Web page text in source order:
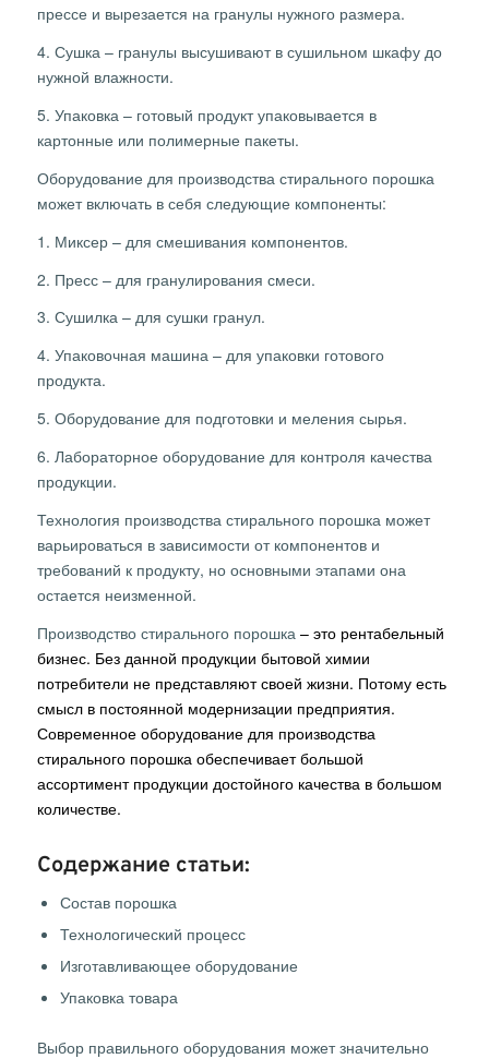
прессе и вырезается на гранулы нужного размера.
4. Сушка – гранулы высушивают в сушильном шкафу до
нужной влажности.
5. Упаковка – готовый продукт упаковывается в
картонные или полимерные пакеты.
Оборудование для производства стирального порошка
может включать в себя следующие компоненты:
1. Миксер – для смешивания компонентов.
2. Пресс – для гранулирования смеси.
3. Сушилка – для сушки гранул.
4. Упаковочная машина – для упаковки готового
продукта.
5. Оборудование для подготовки и меления сырья.
6. Лабораторное оборудование для контроля качества
продукции.
Технология производства стирального порошка может
варьироваться в зависимости от компонентов и
требований к продукту, но основными этапами она
остается неизменной.
Производство стирального порошка – это рентабельный
бизнес. Без данной продукции бытовой химии
потребители не представляют своей жизни. Потому есть
смысл в постоянной модернизации предприятия.
Современное оборудование для производства
стирального порошка обеспечивает большой
ассортимент продукции достойного качества в большом
количестве.
Содержание статьи:
Состав порошка
Технологический процесс
Изготавливающее оборудование
Упаковка товара
Выбор правильного оборудования может значительно